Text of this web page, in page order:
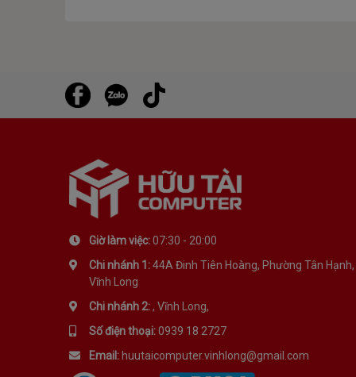
Giờ làm việc:07:30 - 20:00
Chi nhánh 1:44A Đinh Tiên Hoàng, Phường Tân Hạnh,
Vĩnh Long
Chi nhánh 2:, Vĩnh Long,
Số điện thoại:0939 18 2727
Email: huutaicomputer.vinhlong@gmail.com